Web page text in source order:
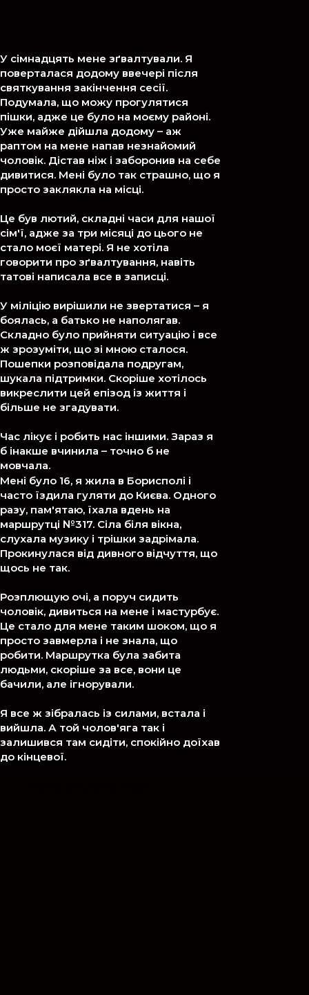
У сімнадцять мене зґвалтували. Я
поверталася додому ввечері після
святкування закінчення сесії.
Подумала, що можу прогулятися
пішки, адже це було на моєму районі.
Уже майже дійшла додому – аж
раптом на мене напав незнайомий
чоловік. Дістав ніж і заборонив на себе
дивитися. Мені було так страшно, що я
просто заклякла на місці.
Це був лютий, складні часи для нашої
сім'ї, адже за три місяці до цього не
стало моєї матері. Я не хотіла
говорити про зґвалтування, навіть
татові написала все в записці.
У міліцію вирішили не звертатися – я
боялась, а батько не наполягав.
Складно було прийняти ситуацію і все
ж зрозуміти, що зі мною сталося.
Пошепки розповідала подругам,
шукала підтримки. Скоріше хотілось
викреслити цей епізод із життя і
більше не згадувати.
Час лікує і робить нас іншими. Зараз я
б інакше вчинила – точно б не
мовчала.
Марія, 34 роки, Дніпро
Мені було 16, я жила в Борисполі і
часто їздила гуляти до Києва. Одного
разу, пам'ятаю, їхала вдень на
маршрутці №317. Сіла біля вікна,
слухала музику і трішки задрімала.
Прокинулася від дивного відчуття, що
щось не так.
Розплющую очі, а поруч сидить
чоловік, дивиться на мене і мастурбує.
Це стало для мене таким шоком, що я
просто завмерла і не знала, що
робити. Маршрутка була забита
людьми, скоріше за все, вони це
бачили, але ігнорували.
Я все ж зібралась із силами, встала і
вийшла. А той чолов'яга так і
залишився там сидіти, спокійно доїхав
до кінцевої.